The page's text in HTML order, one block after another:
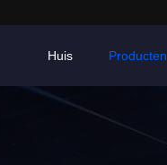
Huis Producten